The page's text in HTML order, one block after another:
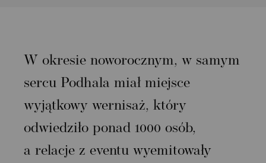
W okresie noworocznym, w samym
sercu Podhala miał miejsce
wyjątkowy wernisaż, który
odwiedziło ponad 1000 osób,
a relacje z eventu wyemitowały